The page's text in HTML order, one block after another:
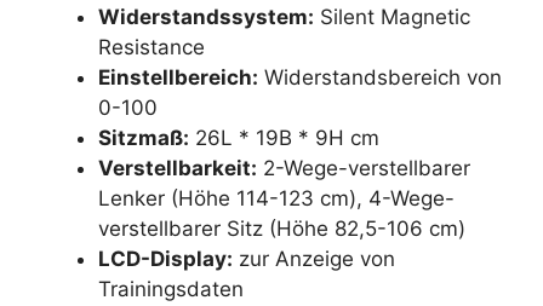
Widerstandssystem: Silent Magnetic
Resistance
Einstellbereich: Widerstandsbereich von
0-100
Sitzmaß: 26L * 19B * 9H cm
Verstellbarkeit: 2-Wege-verstellbarer
Lenker (Höhe 114-123 cm), 4-Wege-
verstellbarer Sitz (Höhe 82,5-106 cm)
LCD-Display: zur Anzeige von
Trainingsdaten